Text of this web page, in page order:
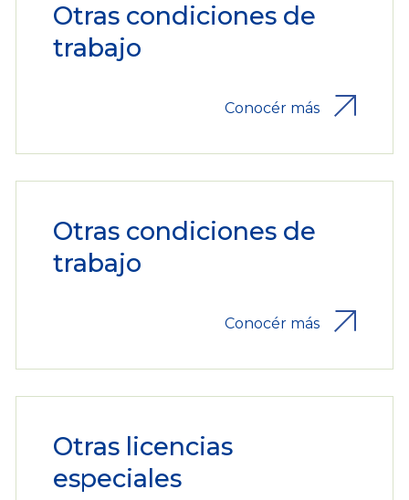
Otras condiciones de
trabajo
Conocér más
Otras condiciones de
trabajo
Conocér más
Otras licencias
especiales